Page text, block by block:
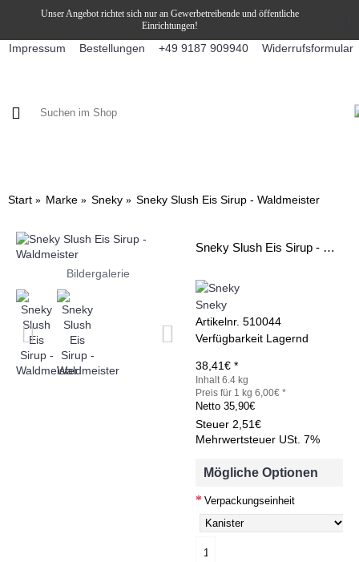
Unser Angebot richtet sich nur an Gewerbetreibende und öffentliche
Einrichtungen!
Impressum Bestellungen +49 9187 909940 Widerrufsformular
Start Marke Sneky Sneky Slush Eis Sirup - Waldmeister
Bildergalerie
Sneky Slush Eis Sirup - Waldmeister
Sneky
Artikelnr. 510044
Verfügbarkeit Lagernd
38,41€ *
Inhalt 6.4 kg
Preis für 1 kg 6,00€ *
Netto 35,90€
Steuer 2,51€
Mehrwertsteuer USt. 7%
Mögliche Optionen
Verpackungseinheit